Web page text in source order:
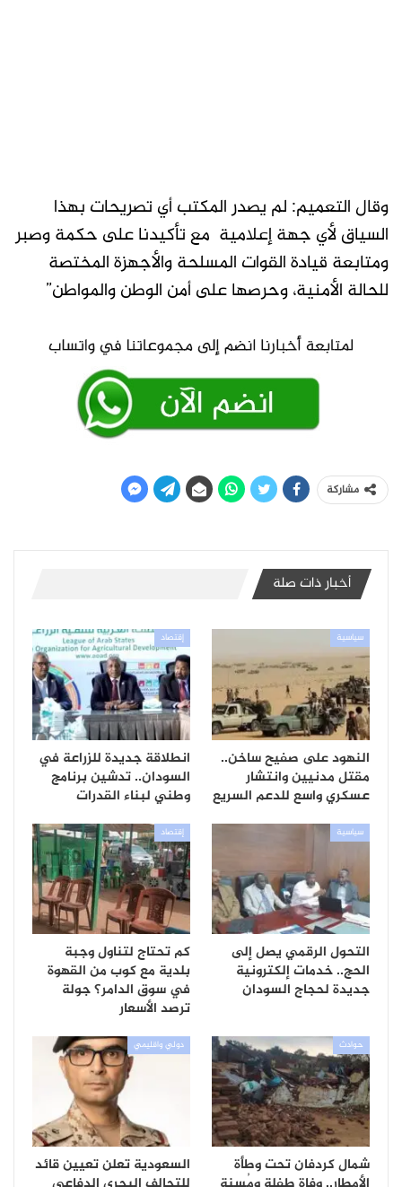
وقال التعميم: لم يصدر المكتب أي تصريحات بهذا
السياق لأي جهة إعلامية مع تأكيدنا على حكمة وصبر
ومتابعة قيادة القوات المسلحة والأجهزة المختصة
للحالة الأمنية، وحرصها على أمن الوطن والمواطن”
مشاركة
أخبار ذات صلة
سياسية
النهود على صفيح ساخن..
مقتل مدنيين وانتشار
عسكري واسع للدعم السريع
إقتصاد
انطلاقة جديدة للزراعة في
السودان.. تدشين برنامج
وطني لبناء القدرات
سياسية
التحول الرقمي يصل إلى
الحج.. خدمات إلكترونية
جديدة لحجاج السودان
إقتصاد
كم تحتاج لتناول وجبة
بلدية مع كوب من القهوة
في سوق الدامر؟ جولة
ترصد الأسعار
حوادث
شمال كردفان تحت وطأة
دولي واقليمي
السعودية تعلن تعيين قائد